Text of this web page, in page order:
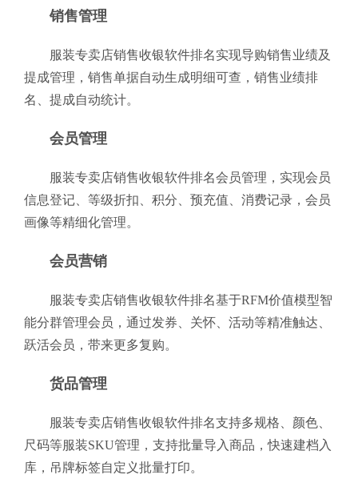
销售管理
服装专卖店销售收银软件排名实现导购销售业绩及
提成管理，销售单据自动生成明细可查，销售业绩排
名、提成自动统计。
会员管理
服装专卖店销售收银软件排名会员管理，实现会员
信息登记、等级折扣、积分、预充值、消费记录，会员
画像等精细化管理。
会员营销
服装专卖店销售收银软件排名基于RFM价值模型智
能分群管理会员，通过发券、关怀、活动等精准触达、
跃活会员，带来更多复购。
货品管理
服装专卖店销售收银软件排名支持多规格、颜色、
尺码等服装SKU管理，支持批量导入商品，快速建档入
库，吊牌标签自定义批量打印。